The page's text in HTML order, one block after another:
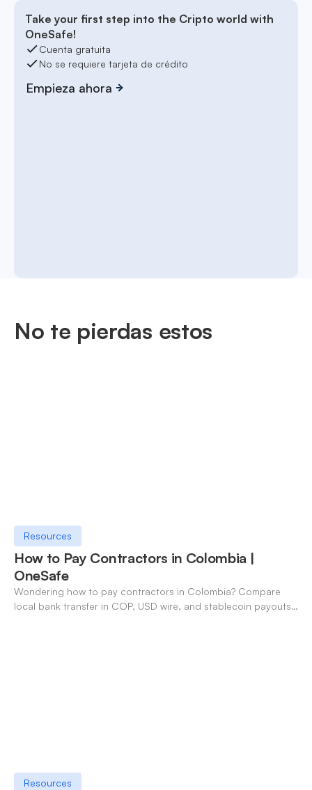
Take your first step into the Cripto world with
OneSafe!
Cuenta gratuita
No se requiere tarjeta de crédito
Empieza ahora
No te pierdas estos
Resources
How to Pay Contractors in Colombia |
OneSafe
Wondering how to pay contractors in Colombia? Compare
local bank transfer in COP, USD wire, and stablecoin payouts.
Resources